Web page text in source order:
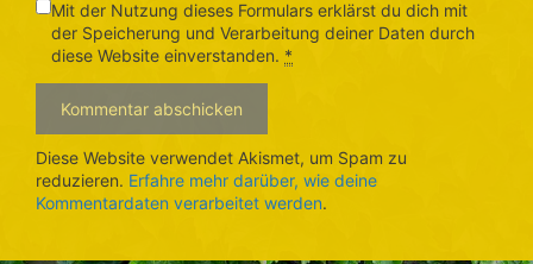
Mit der Nutzung dieses Formulars erklärst du dich mit
der Speicherung und Verarbeitung deiner Daten durch
diese Website einverstanden. *
Diese Website verwendet Akismet, um Spam zu
reduzieren. Erfahre mehr darüber, wie deine
Kommentardaten verarbeitet werden.